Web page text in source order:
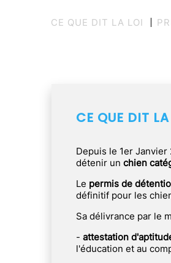
CE QUE DIT LA LOI
CE QUE DIT
Depuis le 1er Janvier
détenir un chien
Le permis de
définitif pour les
Sa délivrance par le
- attestation
l'éducation et au